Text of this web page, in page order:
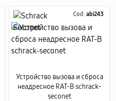
Cod: abi243
Устройство вызова и сброса
неадресное RAT-B schrack-
seconet